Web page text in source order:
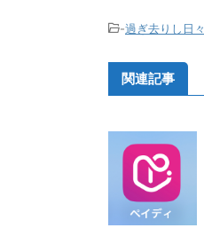
-過ぎ去りし日々
関連記事